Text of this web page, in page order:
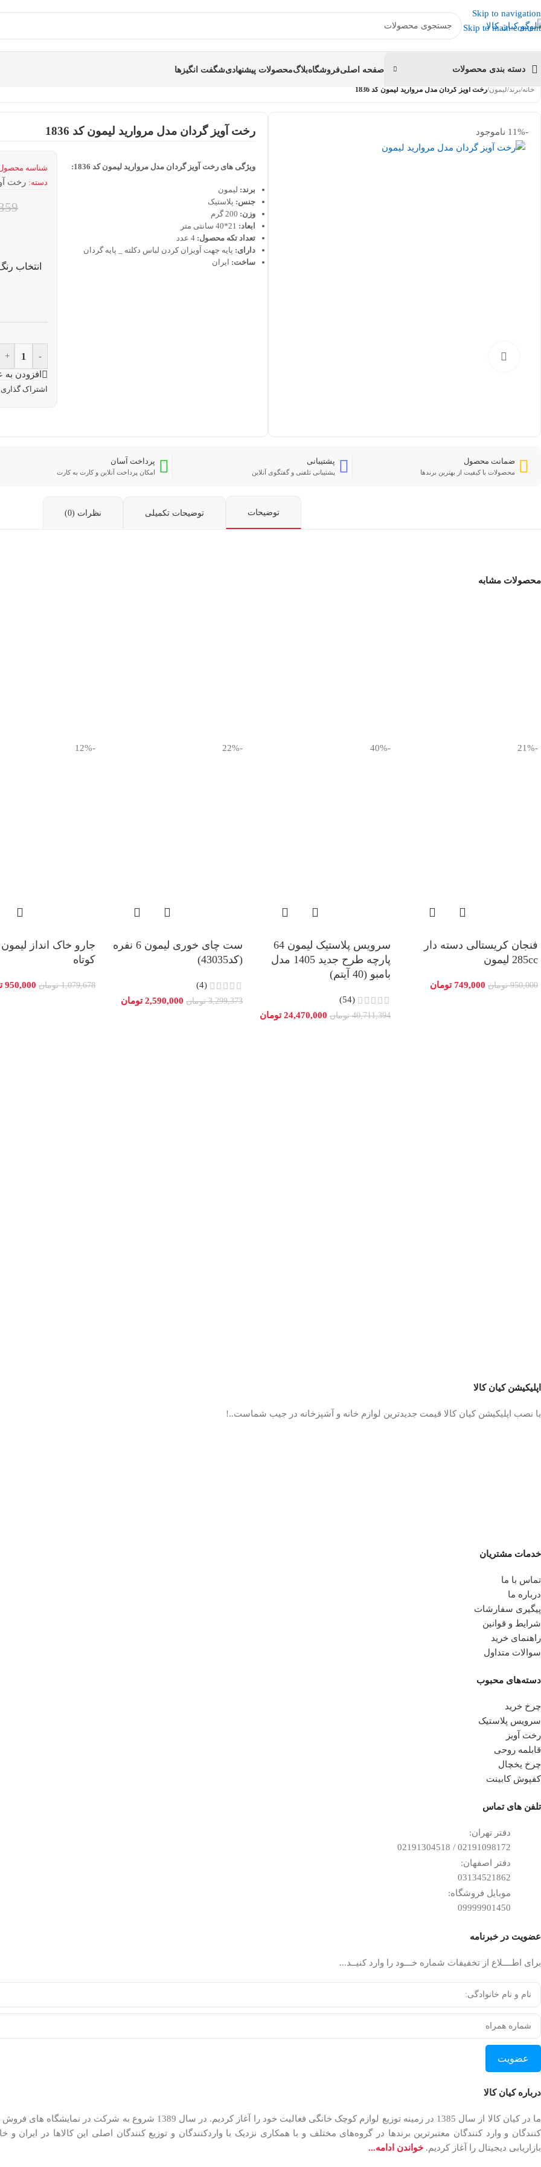
Skip to navigation
Skip to main content
دسته بندی محصولات صفحه اصلیفروشگاهبلاگمحصولات پیشنهادیشگفت انگیزها
خانه/برند/لیمون/رخت آویز گردان مدل مروارید لیمون کد 1836
-11% ناموجود رخت آویز گردان مدل مروارید لیمون کد 1836
ویژگی های رخت آویز گردان مدل مروارید لیمون کد 1836:
برند: لیمون
جنس: پلاستیک
وزن:
ابعاد:
تعداد تکه محصول: 4 عدد
دارای: پایه جهت آویزان کردن لباس دکلته _ پایه گردان
ساخت: ایران
شناسه
دسته: رخت
انتخاب
-
+
افزودن به
اشتراک
ضمانت محصول
محصولات با کیفیت از بهترین برندها
پشتیبانی
پشتیبانی تلفنی و گفتگوی آنلاین
پرداخت آسان
امکان پرداخت آنلاین و کارت به کارت
توضیحات توضیحات تکمیلی نظرات (0)
محصولات مشابه
-21%
فنجان کریستالی دسته دار
285cc لیمون
950,000 تومان 749,000 تومان
-40%
سرویس پلاستیک لیمون 64
پارچه طرح جدید 1405 مدل
بامبو (40 آیتم)
(54)
40,711,394 تومان 24,470,000 تومان
-22%
ست چای خوری لیمون 6 نفره
(کد43035)
(4)
3,299,373 تومان 2,590,000 تومان
-12%
جارو خاک انداز
کوتاه
1,079,678 تومان 950,000
اپلیکیشن کیان کالا
با نصب اپلیکیشن کیان کالا قیمت جدیدترین لوازم خانه و آشپزخانه در جیب شماست..!
خدمات مشتریان
تماس با ما
درباره ما
پیگیری سفارشات
شرایط و قوانین
راهنمای خرید
سوالات متداول
دسته‌های محبوب
چرخ خرید
سرویس پلاستیک
رخت آویز
قابلمه روحی
چرخ یخچال
کفپوش کابینت
تلفن ‌های تماس
دفتر تهران:
02191098172 / 02191304518
دفتر اصفهان:
03134521862
موبایل فروشگاه:
09999901450
عضویت در خبرنامه
برای اطــــلاع از تخفیفات شماره خـــود را وارد کنیــد...
عضویت
درباره کیان کالا
ما در کیان کالا از سال 1385 در زمینه توزیع لوازم کوچک خانگی فعالیت خود را
بازاریابی دیجیتال را آغاز کردیم. خواندن ادامه...